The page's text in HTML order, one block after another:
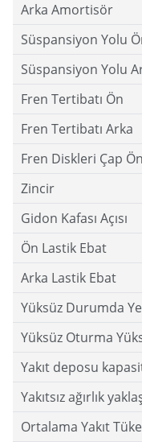
Arka Amortisör
Süspansiyon Yolu
Süspansiyon Yolu
Fren Tertibatı Ön
Fren Tertibatı Arka
Fren Diskleri Çap
Zincir
Gidon Kafası Açısı
Ön Lastik Ebat
Arka Lastik Ebat
Yüksüz Durumda
Yüksüz Oturma
Yakıt deposu
Yakıtsız ağırlık
Ortalama Yakıt